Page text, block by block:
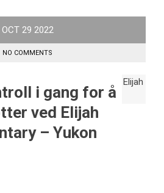
OCT 29 2022
NO COMMENTS
i gang for å
ved Elijah
– Yukon